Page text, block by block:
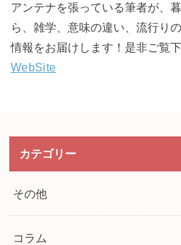
アンテナを張っている筆者が、
ら、雑学、意味の違い、流行り
情報をお届けします！是非ご覧下
WebSite
カテゴリー
その他
コラム